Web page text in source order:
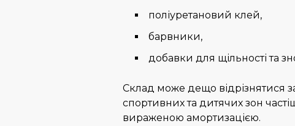
поліуретановий клей,
барвники,
добавки для щільності та
Склад може дещо відрізнятися
спортивних та дитячих зон
вираженою амортизацією.